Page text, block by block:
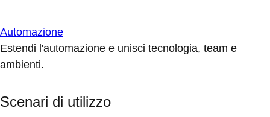
Automazione
Estendi l'automazione e unisci tecnologia, team e
ambienti.
Scenari di utilizzo